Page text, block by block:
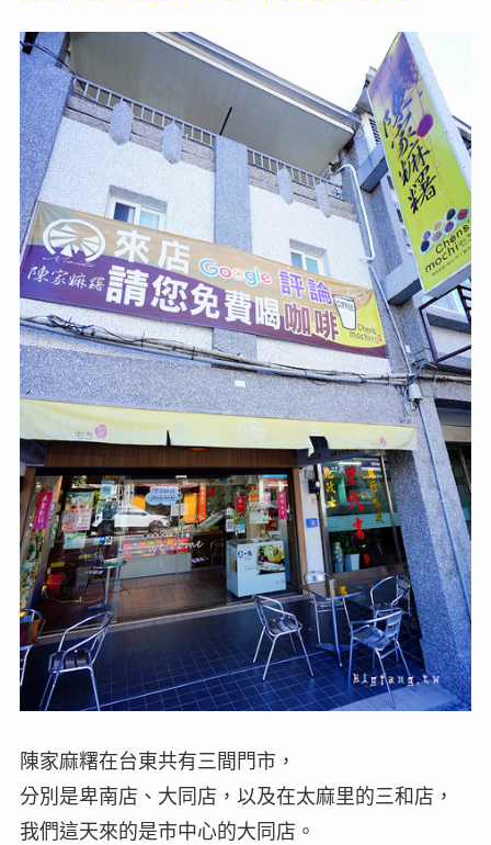
陳家麻糬在台東共有三間門市，
分別是卑南店、大同店，以及在太麻里的三和店，
我們這天來的是市中心的大同店。